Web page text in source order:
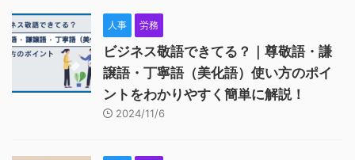
人事 労務
ビジネス敬語できてる？｜尊敬語・謙
譲語・丁寧語（美化語）使い方のポイ
ントをわかりやすく簡単に解説！
2024/11/6